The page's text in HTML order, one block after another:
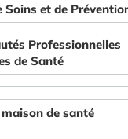
Soins et de
Professionnelles
de Santé
de santé